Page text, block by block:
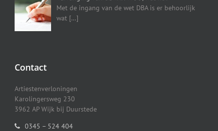
Met de ingang van de wet DBA is er behoorlijk
wat […]
Contact
Artiestenverloningen
Karolingersweg 230
3962 AP Wijk bij Duurstede
0345 – 524 404